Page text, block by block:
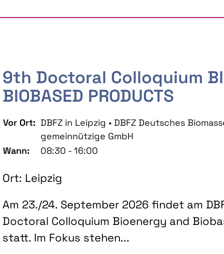
9th Doctoral Colloquium
BIOBASED PRODUCTS
Vor Ort: DBFZ in Leipzig • DBFZ Deutsches
gemeinnützige GmbH
Wann:
08:30 - 16:00
Ort: Leipzig
Am 23./24. September 2026 findet am
Doctoral Colloquium Bioenergy and
statt. Im Fokus stehen...